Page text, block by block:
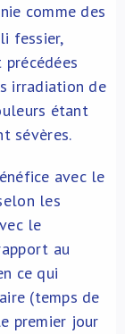
comme des
fessier,
irradiation de
étant
sévères.
avec le
les
le
au
ce qui
(temps de
premier jour